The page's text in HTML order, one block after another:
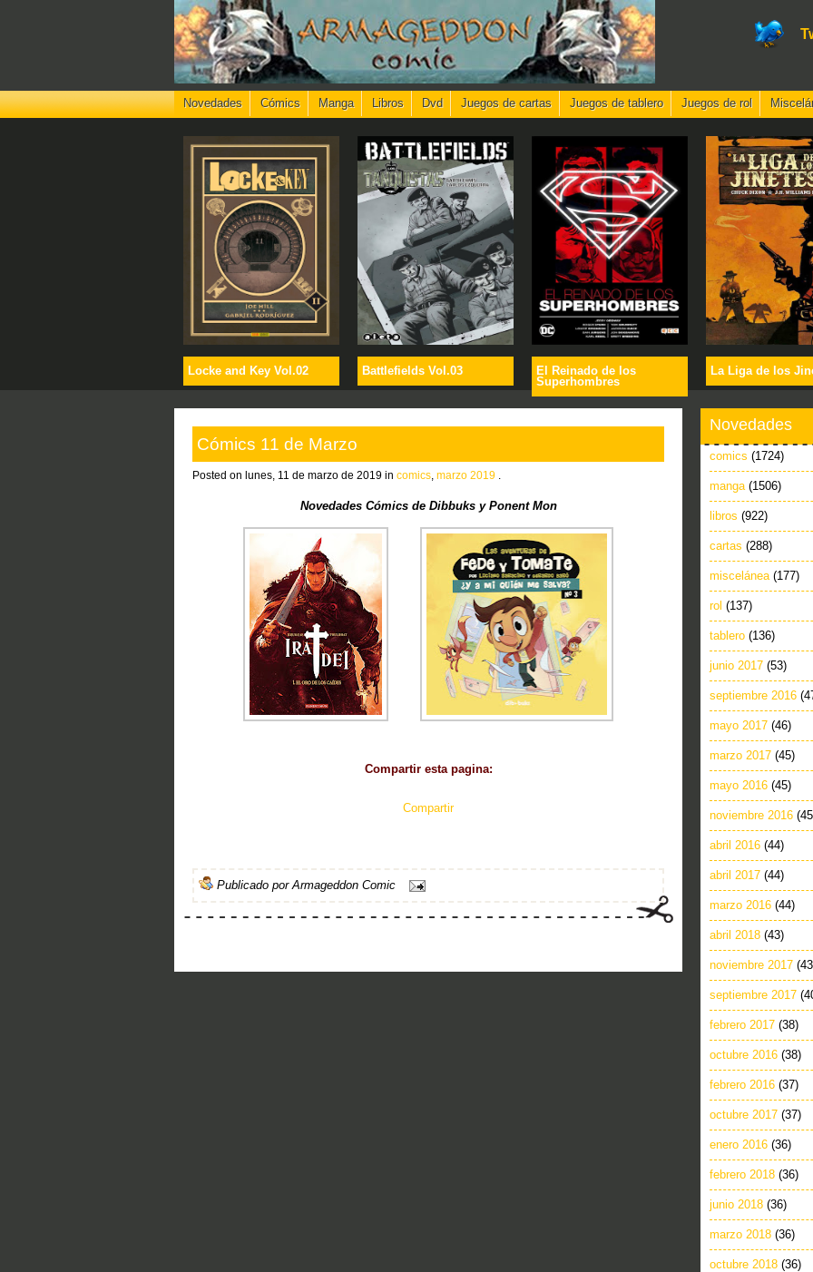
Novedades Cómics Manga Libros Dvd Juegos de cartas Juegos de tablero Juegos de rol
Locke and Key Vol.02 Battlefields Vol.03
El Reinado de los
Superhombres
La Liga de los
Cómics 11 de Marzo
Posted on lunes, 11 de marzo de 2019 in comics marzo 2019
Novedades Cómics de Dibbuks y Ponent Mon
Compartir esta pagina:
Compartir
Publicado porArmageddon Comic
Novedades
comics (1724)
manga (1506)
libros (922)
cartas (288)
miscelánea (177)
rol (137)
tablero (136)
junio 2017 (53)
septiembre 2016
mayo 2017 (46)
marzo 2017 (45)
mayo 2016 (45)
noviembre 2016
abril 2016 (44)
abril 2017 (44)
marzo 2016 (44)
abril 2018 (43)
noviembre 2017
septiembre 2017
febrero 2017 (38)
octubre 2016 (38)
febrero 2016 (37)
octubre 2017 (37)
enero 2016 (36)
febrero 2018 (36)
junio 2018 (36)
marzo 2018 (36)
octubre 2018 (36)